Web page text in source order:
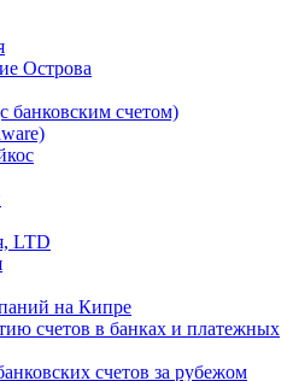
Острова
банковским счетом)
LTD
на Кипре
счетов в банках и платежных
счетов за рубежом